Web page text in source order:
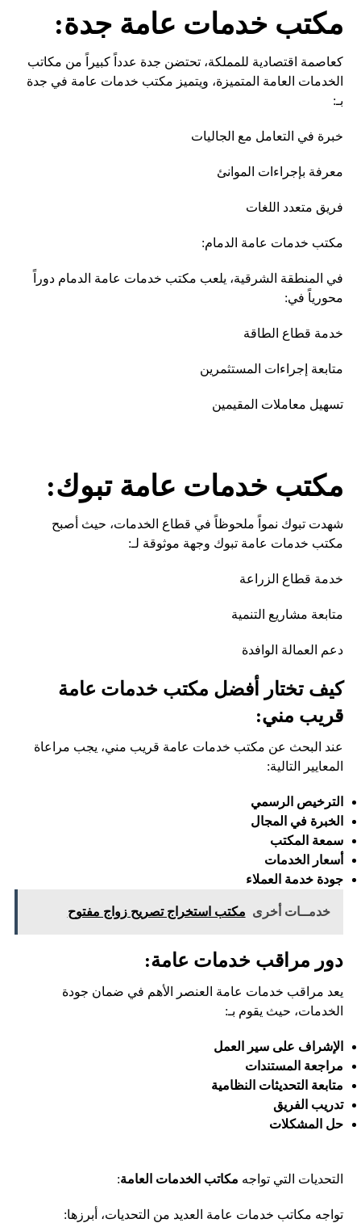
مكتب خدمات عامة جدة:
كعاصمة اقتصادية للمملكة، تحتضن جدة عدداً كبيراً من مكاتب
الخدمات العامة المتميزة، ويتميز مكتب خدمات عامة في جدة
بـ:
خبرة في التعامل مع الجاليات
معرفة بإجراءات الموانئ
فريق متعدد اللغات
مكتب خدمات عامة الدمام:
في المنطقة الشرقية، يلعب مكتب خدمات عامة الدمام دوراً
محورياً في:
خدمة قطاع الطاقة
متابعة إجراءات المستثمرين
تسهيل معاملات المقيمين
مكتب خدمات عامة تبوك:
شهدت تبوك نمواً ملحوظاً في قطاع الخدمات، حيث أصبح
مكتب خدمات عامة تبوك وجهة موثوقة لـ:
خدمة قطاع الزراعة
متابعة مشاريع التنمية
دعم العمالة الوافدة
كيف تختار أفضل مكتب خدمات عامة
قريب مني:
عند البحث عن مكتب خدمات عامة قريب مني، يجب مراعاة
المعايير التالية:
الترخيص الرسمي
الخبرة في المجال
سمعة المكتب
أسعار الخدمات
جودة خدمة العملاء
خدمــات أخرى مكتب استخراج تصريح زواج مفتوح
دور مراقب خدمات عامة:
يعد مراقب خدمات عامة العنصر الأهم في ضمان جودة
الخدمات، حيث يقوم بـ:
الإشراف على سير العمل
مراجعة المستندات
متابعة التحديثات النظامية
تدريب الفريق
حل المشكلات
التحديات التي تواجه مكاتب الخدمات العامة:
تواجه مكاتب خدمات عامة العديد من التحديات، أبرزها: